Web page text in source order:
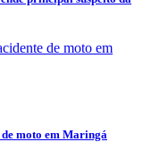
moto em Maringá